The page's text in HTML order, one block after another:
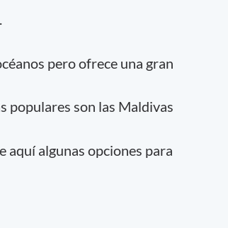
pero ofrece una gran
populares son las Maldivas
aquí algunas opciones para